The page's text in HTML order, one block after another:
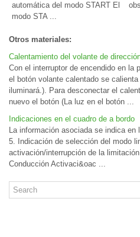
automática del modo START El
modo STA ...
Otros materiales:
Calentamiento del volante de
Con el interruptor de encendido en la
el botón volante calentado se
iluminará.). Para desconectar el
nuevo el botón (La luz en el botón ...
Indicaciones en el cuadro de a bordo
La información asociada se indica en
5. Indicación de selección del modo
activación/interrupción de la
Conducción Activaci&oac ...